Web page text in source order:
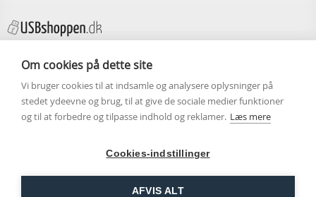
INFORMATION
USB STIK MED LOGO
HANDELSBETINGELSER
Om cookies på dette site
Vi bruger cookies til at indsamle og analysere oplysninger på
stedet ydeevne og brug, til at give de sociale medier funktioner
og til at forbedre og tilpasse indhold og reklamer. Læs mere
Cookies-indstillinger
AFVIS ALT